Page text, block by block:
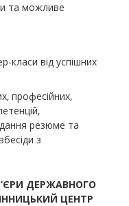
та можливе
класи від успішних
професійних,
резюме та
з
ДЕРЖАВНОГО
ЦЕНТР